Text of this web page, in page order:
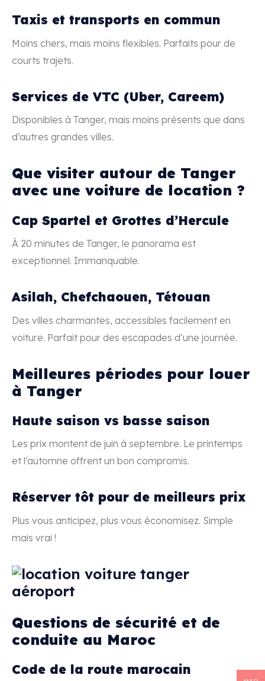
Taxis et transports en commun
Moins chers, mais moins flexibles. Parfaits pour de
courts trajets.
Services de VTC (Uber, Careem)
Disponibles à Tanger, mais moins présents que dans
d’autres grandes villes.
Que visiter autour de Tanger
avec une voiture de location ?
Cap Spartel et Grottes d’Hercule
À 20 minutes de Tanger, le panorama est
exceptionnel. Immanquable.
Asilah, Chefchaouen, Tétouan
Des villes charmantes, accessibles facilement en
voiture. Parfait pour des escapades d’une journée.
Meilleures périodes pour louer
à Tanger
Haute saison vs basse saison
Les prix montent de juin à septembre. Le printemps
et l’automne offrent un bon compromis.
Réserver tôt pour de meilleurs prix
Plus vous anticipez, plus vous économisez. Simple
mais vrai !
Questions de sécurité et de
conduite au Maroc
Code de la route marocain